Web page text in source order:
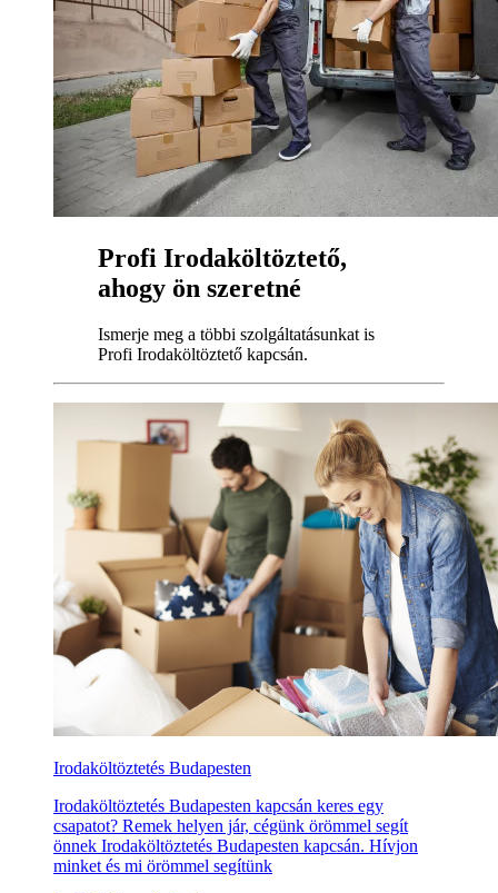
Profi Irodaköltöztető,
ahogy ön szeretné
Ismerje meg a többi szolgáltatásunkat is
Profi Irodaköltöztető kapcsán.
Irodaköltöztetés Budapesten
Irodaköltöztetés Budapesten kapcsán keres egy
csapatot? Remek helyen jár, cégünk örömmel segít
önnek Irodaköltöztetés Budapesten kapcsán. Hívjon
minket és mi örömmel segítünk